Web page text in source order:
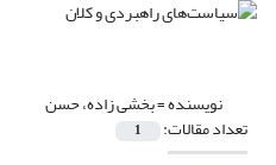
نویسنده =بخشی زاده، حسن
تعداد مقالات: 1